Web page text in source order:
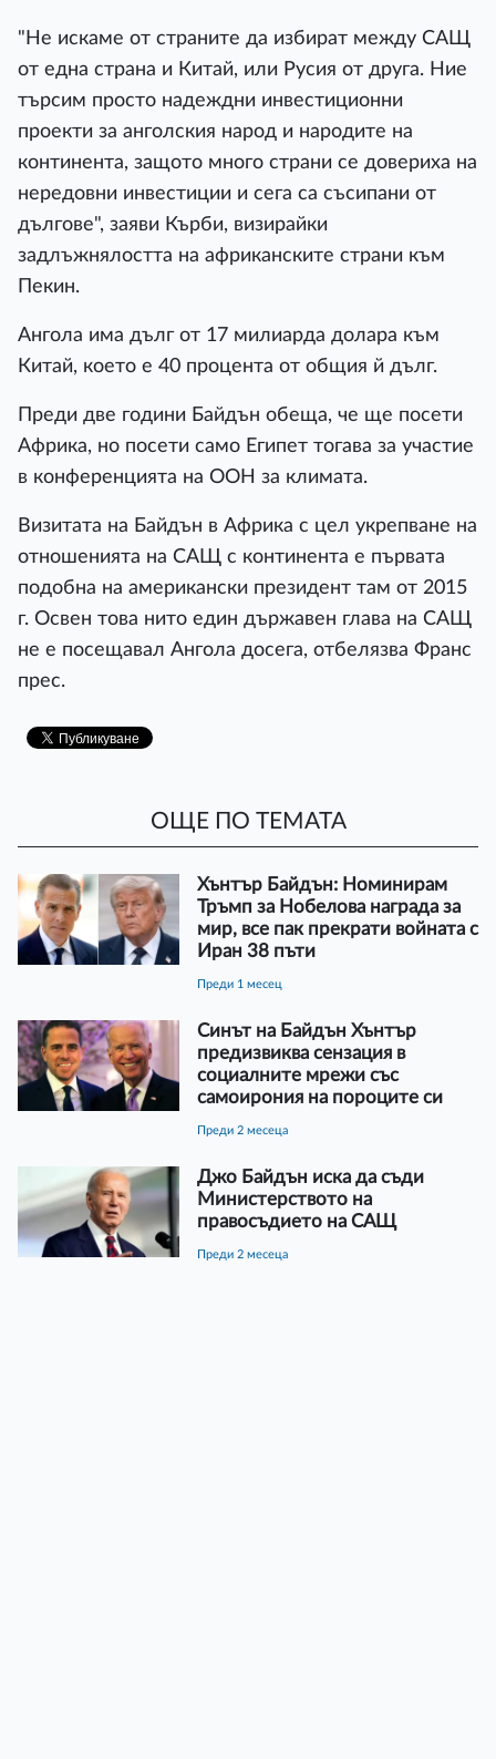
"Не искаме от страните да избират между САЩ
от една страна и Китай, или Русия от друга. Ние
търсим просто надеждни инвестиционни
проекти за анголския народ и народите на
континента, защото много страни се довериха на
нередовни инвестиции и сега са съсипани от
дългове", заяви Кърби, визирайки
задлъжнялостта на африканските страни към
Пекин.
Ангола има дълг от 17 милиарда долара към
Китай, което е 40 процента от общия й дълг.
Преди две години Байдън обеща, че ще посети
Африка, но посети само Египет тогава за участие
в конференцията на ООН за климата.
Визитата на Байдън в Африка с цел укрепване на
отношенията на САЩ с континента е първата
подобна на американски президент там от 2015
г. Освен това нито един държавен глава на САЩ
не е посещавал Ангола досега, отбелязва Франс
прес.
ОЩЕ ПО ТЕМАТА
Хънтър Байдън: Номинирам
Тръмп за Нобелова награда за
мир, все пак прекрати войната с
Иран 38 пъти
преди 1 месец
Синът на Байдън Хънтър
предизвиква сензация в
социалните мрежи със
самоирония на пороците си
преди 2 месеца
Джо Байдън иска да съди
Министерството на
правосъдието на САЩ
преди 2 месеца